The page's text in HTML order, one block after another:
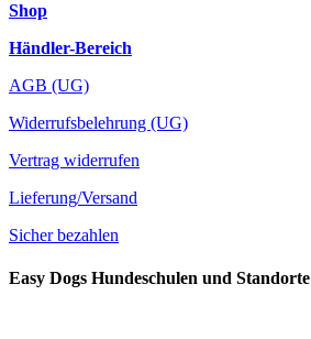
Shop
Händler-Bereich
AGB (UG)
Widerrufsbelehrung (UG)
Vertrag widerrufen
Lieferung/Versand
Sicher bezahlen
Easy Dogs Hundeschulen und Standorte